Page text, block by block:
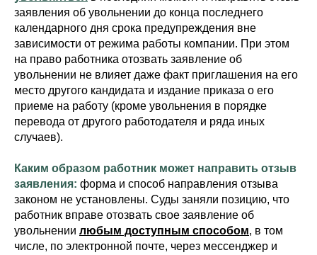
заявления об увольнении до конца последнего
календарного дня срока предупреждения вне
зависимости от режима работы компании. При этом
на право работника отозвать заявление об
увольнении не влияет даже факт приглашения на его
место другого кандидата и издание приказа о его
приеме на работу (кроме увольнения в порядке
перевода от другого работодателя и ряда иных
случаев).
Каким образом работник может направить отзыв
заявления: форма и способ направления отзыва
законом не установлены. Суды заняли позицию, что
работник вправе отозвать свое заявление об
увольнении любым доступным способом, в том
числе, по электронной почте, через мессенджер и